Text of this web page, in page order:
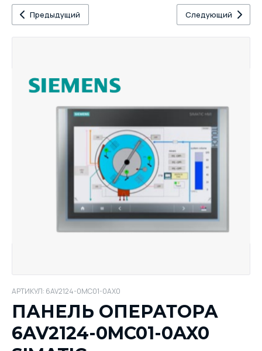
Предыдущий Следующий
АРТИКУЛ: 6AV2124-0MC01-0AX0
ПАНЕЛЬ ОПЕРАТОРА
6AV2124-0MC01-0AX0